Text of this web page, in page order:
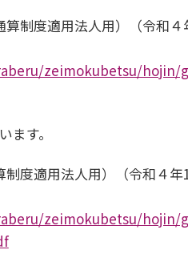
制度適用法人用）（令和４
zeimokubetsu/hojin/
ます。
度適用法人用）（令和４年
zeimokubetsu/hojin/